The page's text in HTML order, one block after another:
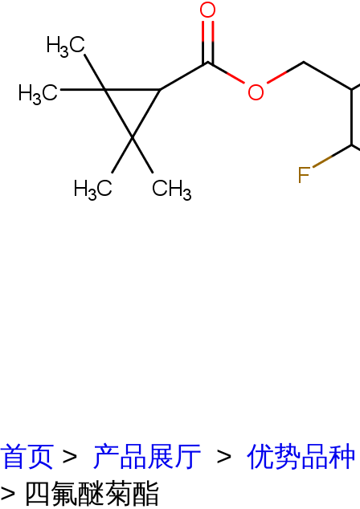
首页 > 产品展厅 > 优势品种
> 四氟醚菊酯